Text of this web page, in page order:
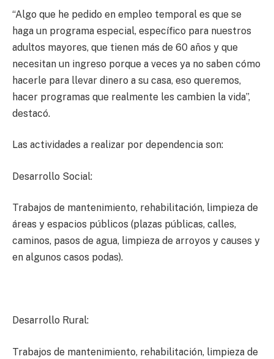
“Algo que he pedido en empleo temporal es que se
haga un programa especial, específico para nuestros
adultos mayores, que tienen más de 60 años y que
necesitan un ingreso porque a veces ya no saben cómo
hacerle para llevar dinero a su casa, eso queremos,
hacer programas que realmente les cambien la vida”,
destacó.
Las actividades a realizar por dependencia son:
Desarrollo Social:
Trabajos de mantenimiento, rehabilitación, limpieza de
áreas y espacios públicos (plazas públicas, calles,
caminos, pasos de agua, limpieza de arroyos y causes y
en algunos casos podas).
Desarrollo Rural:
Trabajos de mantenimiento, rehabilitación, limpieza de